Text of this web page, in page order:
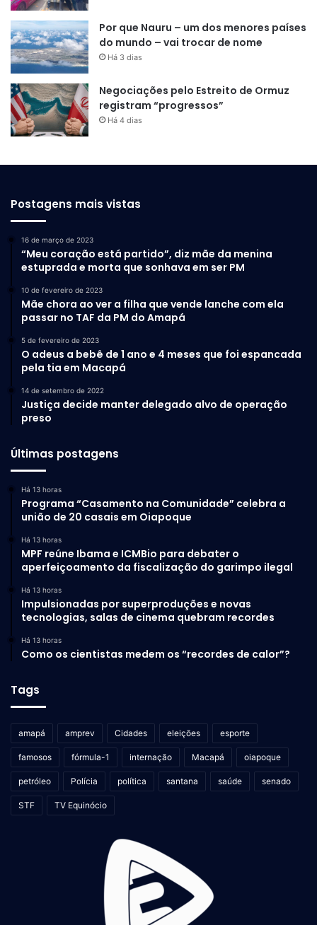
Por que Nauru – um dos menores países
do mundo – vai trocar de nome
Há 3 dias
Negociações pelo Estreito de Ormuz
registram “progressos”
Há 4 dias
Postagens mais vistas
16 de março de 2023
“Meu coração está partido”, diz mãe da menina
estuprada e morta que sonhava em ser PM
10 de fevereiro de 2023
Mãe chora ao ver a filha que vende lanche com ela
passar no TAF da PM do Amapá
5 de fevereiro de 2023
O adeus a bebê de 1 ano e 4 meses que foi espancada
pela tia em Macapá
14 de setembro de 2022
Justiça decide manter delegado alvo de operação
preso
Últimas postagens
Há 13 horas
Programa “Casamento na Comunidade” celebra a
união de 20 casais em Oiapoque
Há 13 horas
MPF reúne Ibama e ICMBio para debater o
aperfeiçoamento da fiscalização do garimpo ilegal
Há 13 horas
Impulsionadas por superproduções e novas
tecnologias, salas de cinema quebram recordes
Há 13 horas
Como os cientistas medem os “recordes de calor”?
Tags
amapá amprev Cidades eleições esporte
famosos fórmula-1 internação Macapá oiapoque
petróleo Polícia política santana saúde senado
STF TV Equinócio